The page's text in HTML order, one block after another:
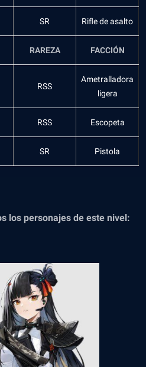
SR Rifle de asalto
RAREZA FACCIÓN
RSS
Ametralladora
ligera
RSS Escopeta
SR Pistola
los personajes de este nivel: